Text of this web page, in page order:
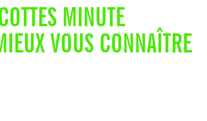
MINUTE
VOUS CONNAÎTRE